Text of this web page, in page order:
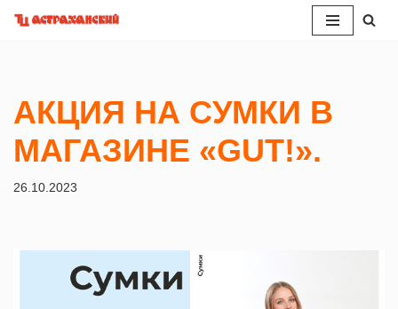
АКЦИЯ НА СУМКИ В
МАГАЗИНЕ «GUT!».
26.10.2023